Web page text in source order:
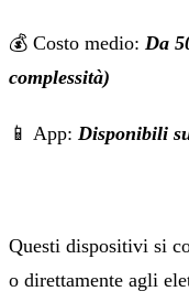
💰 Costo medio: Da
complessità)
📱 App: Disponibili
Questi dispositivi si
o direttamente agli